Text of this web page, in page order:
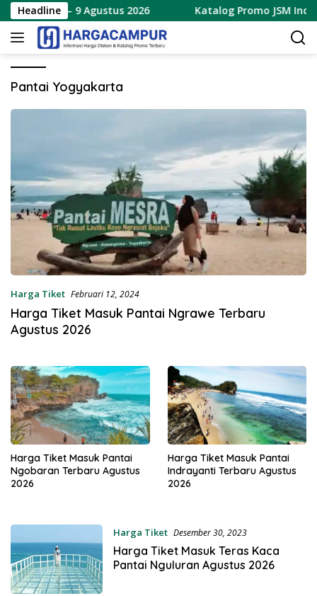
Langsung
ke
konten
Headline7 – 9 Agustus 2026 Katalog Promo JSM
Pantai Yogyakarta
Harga Tiket Februari 12, 2024
Harga Tiket Masuk Pantai Ngrawe Terbaru
Agustus 2026
Harga Tiket Masuk Pantai
Ngobaran Terbaru Agustus
2026
Harga Tiket Masuk Pantai
Indrayanti Terbaru Agustus
2026
Harga Tiket Desember 30, 2023
Harga Tiket Masuk Teras Kaca
Pantai Nguluran Agustus 2026